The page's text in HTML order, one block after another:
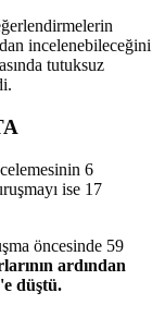
incelenebileceğini
tutuksuz
6
ise 17
öncesinde 59
ardından
düştü.